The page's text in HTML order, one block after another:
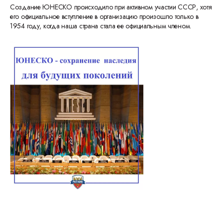
Создание ЮНЕСКО происходило при активном участии СССР, хотя
его официальное вступление в организацию произошло только в
1954 году, когда наша страна стала ее официальным членом.